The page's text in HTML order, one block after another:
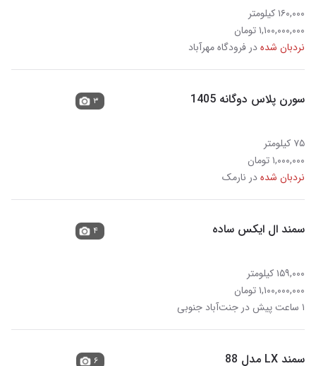
۱۶۰,۰۰۰ کیلومتر
۱,۱۰۰,۰۰۰,۰۰۰ تومان
نردبان شدهدر فرودگاه مهرآباد
سورن پلاس دوگانه 1405
۷۵ کیلومتر
۱,۰۰۰,۰۰۰ تومان
نردبان شدهدر نارمک
۳
سمند ال ایکس ساده
۱۵۹,۰۰۰ کیلومتر
۱,۱۰۰,۰۰۰,۰۰۰ تومان
۱ ساعت پیش در جنت‌آباد جنوبی
۴
سمند LX مدل 88 ۶